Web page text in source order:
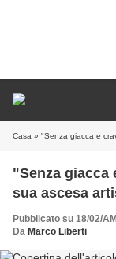
Casa » "Senza giacca e
"Senza giacca
sua ascesa
Pubblicato su 18/02/
Da Marco Liberti